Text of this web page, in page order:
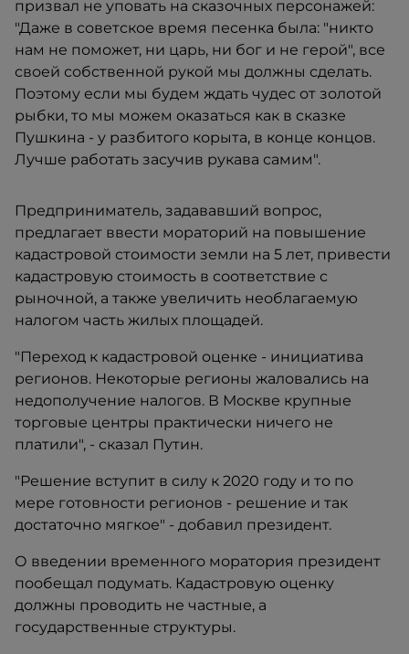
призвал не уповать на сказочных персонажей:
"Даже в советское время песенка была: "никто
нам не поможет, ни царь, ни бог и не герой", все
своей собственной рукой мы должны сделать.
Поэтому если мы будем ждать чудес от золотой
рыбки, то мы можем оказаться как в сказке
Пушкина - у разбитого корыта, в конце концов.
Лучше работать засучив рукава самим".
Предприниматель, задававший вопрос,
предлагает ввести мораторий на повышение
кадастровой стоимости земли на 5 лет, привести
кадастровую стоимость в соответствие с
рыночной, а также увеличить необлагаемую
налогом часть жилых площадей.
"Переход к кадастровой оценке - инициатива
регионов. Некоторые регионы жаловались на
недополучение налогов. В Москве крупные
торговые центры практически ничего не
платили", - сказал Путин.
"Решение вступит в силу к 2020 году и то по
мере готовности регионов - решение и так
достаточно мягкое" - добавил президент.
О введении временного моратория президент
пообещал подумать. Кадастровую оценку
должны проводить не частные, а
государственные структуры.